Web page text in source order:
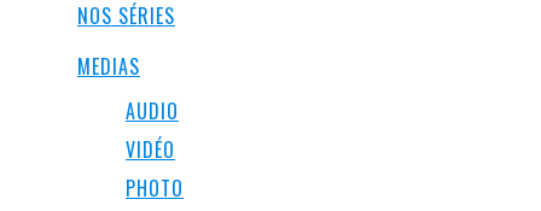
NOS SÉRIES
MEDIAS
AUDIO
VIDÉO
PHOTO